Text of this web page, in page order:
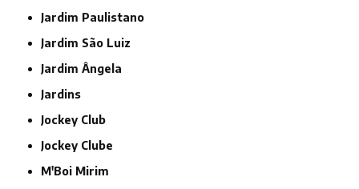
Jardim Paulistano
Jardim São Luiz
Jardim Ângela
Jardins
Jockey Club
Jockey Clube
M'Boi Mirim